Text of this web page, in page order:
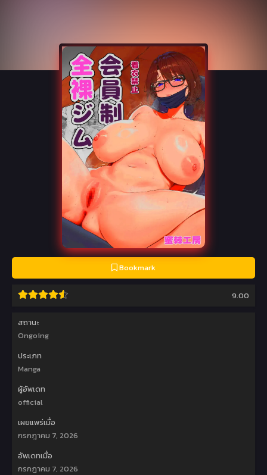
Bookmark
9.00
สถานะ
Ongoing
ประเภท
Manga
ผู้อัพเดท
official
เผยแพร่เมื่อ
กรกฎาคม 7, 2026
อัพเดทเมื่อ
กรกฎาคม 7, 2026